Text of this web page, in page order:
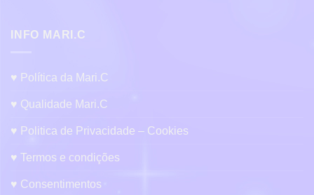
INFO MARI.C
♥ Política da Mari.C
♥ Qualidade Mari.C
♥ Politica de Privacidade – Cookies
♥ Termos e condições
♥ Consentimentos